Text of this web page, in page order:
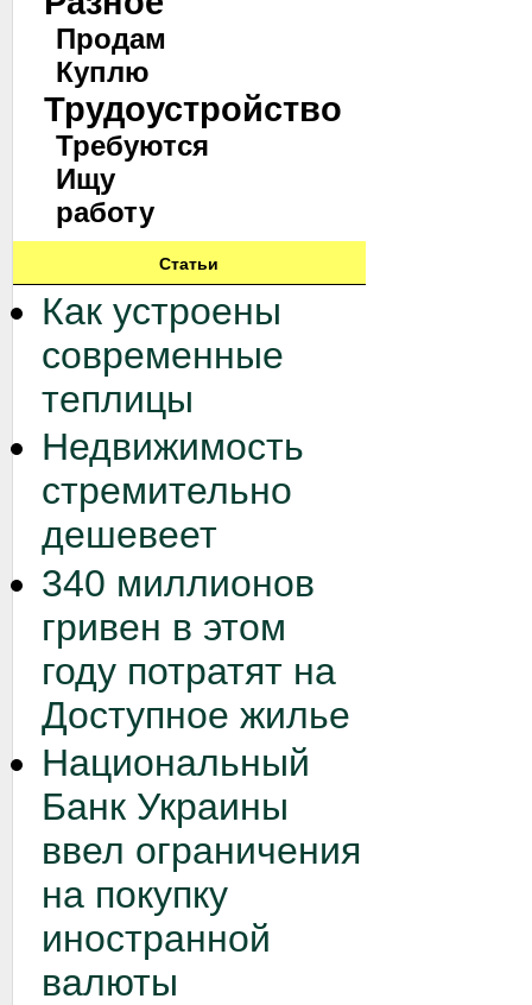
Продам
Куплю
Трудоустройство
Требуются
Ищу
работу
Статьи
Как устроены
современные
теплицы
Недвижимость
стремительно
дешевеет
340 миллионов
гривен в этом
году потратят на
Доступное жилье
Национальный
Банк Украины
ввел ограничения
на покупку
иностранной
валюты